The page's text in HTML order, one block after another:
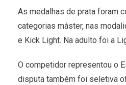
As medalhas de prata foram
categorias máster, nas
e Kick Light. Na adulto foi a
O competidor representou o
disputa também foi seletiva